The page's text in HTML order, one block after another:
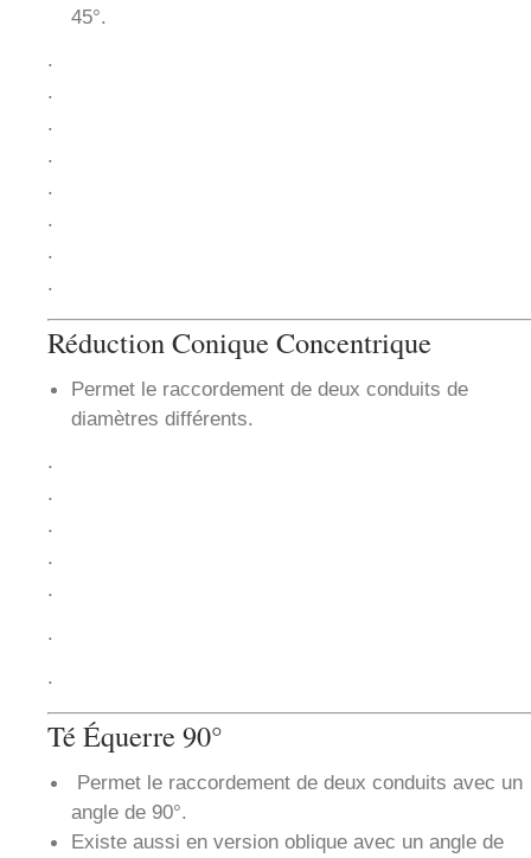
45°.
.
.
.
.
.
.
.
.
Réduction Conique Concentrique
Permet le raccordement de deux conduits de
diamètres différents.
.
.
.
.
.
.
.
Té Équerre 90°
Permet le raccordement de deux conduits avec un
angle de 90°.
Existe aussi en version oblique avec un angle de